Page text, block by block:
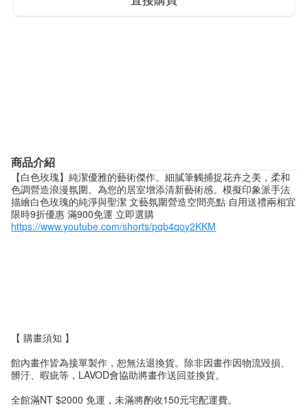
商品介紹
【白色玫瑰】純潔優雅的藝術傑作。細膩筆觸捕捉花卉之美，柔和
色調營造浪漫氛圍。為您的居室增添清新藝術感。模擬印象派手法
描繪白色玫瑰的純淨與聖潔 文藝氛圍營造空間亮點 自用送禮兩相宜
限時9折優惠 滿900免運 立即選購
https://www.youtube.com/shorts/pqb4qoy2KKM
【 購畫須知 】
館內畫作皆為接單製作，恕無法退換貨。除非因畫作因物流毀損、
髒汙、暇疵等，LAVOD會協助將畫作送回並換貨。
全館滿NT $2000 免運，未滿將酌收150元宅配運費。